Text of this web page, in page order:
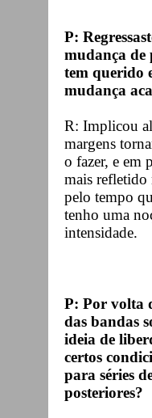
P:
mudança de
tem querido
mudança
R: Implicou
margens
o fazer, e em
mais refletido
pelo tempo
tenho uma
intensidade.
P: Por volta
das bandas
ideia de
certos
para séries
posteriores?